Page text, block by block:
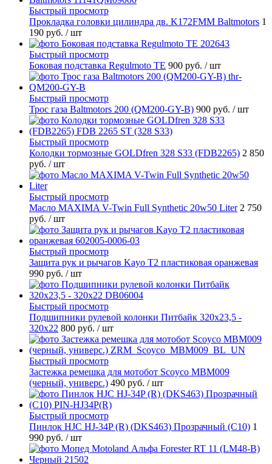
Быстрый просмотр
Прокладка головки цилиндра дв. K172FMM Baltmotors 1
190 руб. / шт
Быстрый просмотр
Боковая подставка Regulmoto TE 900 руб. / шт
Быстрый просмотр
Трос газа Baltmotors 200 (QM200-GY-B) 900 руб. / шт
Быстрый просмотр
Колодки тормозные GOLDfren 328 S33 (FDB2265) 2 850
руб. / шт
Быстрый просмотр
Масло MAXIMA V-Twin Full Synthetic 20w50 Liter 2 750
руб. / шт
Быстрый просмотр
Защита рук и рычагов Kayo T2 пластиковая оранжевая
990 руб. / шт
Быстрый просмотр
Подшипники рулевой колонки Питбайк 320x23,5 -
320x22 800 руб. / шт
Быстрый просмотр
Застежка ремешка для мотобот Scoyco MBM009
(черный, универс.) 490 руб. / шт
Быстрый просмотр
Пинлок HJC HJ-34P (R) (DKS463) Прозрачный (C10) 1
990 руб. / шт